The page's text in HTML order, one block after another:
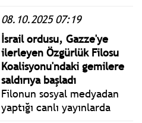
Haziran ayından bu yana
devam eden dezenflasyon
süreci yavaşlasa da
atacağımız adımlarla
enflasyonun ara hedeflerle
uyumlu şekilde
seyretmesini sağlayacağız."
08.10.2025 07:19
İsrail ordusu, Gazze'ye
ilerleyen Özgürlük Filosu
Koalisyonu'ndaki gemilere
saldırıya başladı
Filonun sosyal medyadan
yaptığı canlı yayınlarda